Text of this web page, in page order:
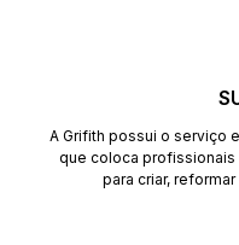
A Grifith possui o serviço
que coloca
para criar,